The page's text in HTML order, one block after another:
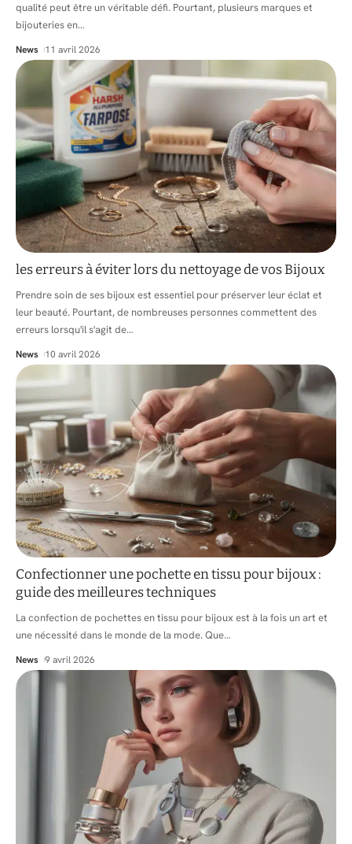
qualité peut être un véritable défi. Pourtant, plusieurs marques et
bijouteries en…
News 11 avril 2026
les erreurs à éviter lors du nettoyage de vos Bijoux
Prendre soin de ses bijoux est essentiel pour préserver leur éclat et
leur beauté. Pourtant, de nombreuses personnes commettent des
erreurs lorsqu'il s'agit de…
News 10 avril 2026
Confectionner une pochette en tissu pour bijoux :
guide des meilleures techniques
La confection de pochettes en tissu pour bijoux est à la fois un art et
une nécessité dans le monde de la mode. Que…
News 9 avril 2026